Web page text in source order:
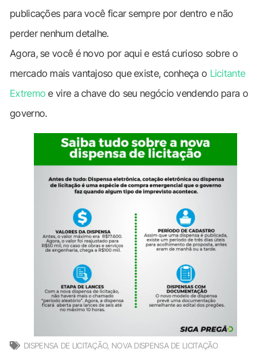
publicações para você ficar sempre por dentro e não
perder nenhum detalhe.
Agora, se você é novo por aqui e está curioso sobre o
mercado mais vantajoso que existe, conheça o Licitante
Extremo e vire a chave do seu negócio vendendo para o
governo.
DISPENSA DE LICITAÇÃO, NOVA DISPENSA DE LICITAÇÃO